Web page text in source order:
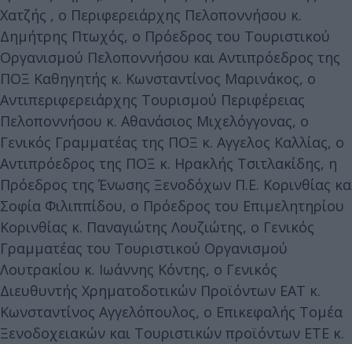
Χατζής , ο Περιφερειάρχης Πελοποννήσου κ.
Δημήτρης Πτωχός, ο Πρόεδρος του Τουριστικού
Οργανισμού Πελοποννήσου και Αντιπρόεδρος της
ΠΟΞ Καθηγητής κ. Κωνσταντίνος Μαρινάκος, ο
Αντιπεριφερειάρχης Τουρισμού Περιφέρειας
Πελοποννήσου κ. Αθανάσιος Μιχελόγγονας, ο
Γενικός Γραμματέας της ΠΟΞ κ. Αγγελος Καλλίας, ο
Αντιπρόεδρος της ΠΟΞ κ. Ηρακλής Τσιτλακίδης, η
Πρόεδρος της Ένωσης Ξενοδόχων Π.Ε. Κορινθίας κα
Σοφία Φιλιππίδου, ο Πρόεδρος του Επιμελητηρίου
Κορινθίας κ. Παναγιώτης Λουζιώτης, ο Γενικός
Γραμματέας του Τουριστικού Οργανισμού
Λουτρακίου κ. Ιωάννης Κόντης, ο Γενικός
Διευθυντής Χρηματοδοτικών Προϊόντων ΕΑΤ κ.
Κωνσταντίνος Αγγελόπουλος, ο Επικεφαλής Τομέα
Ξενοδοχειακών και Τουριστικών προϊόντων ΕΤΕ κ.